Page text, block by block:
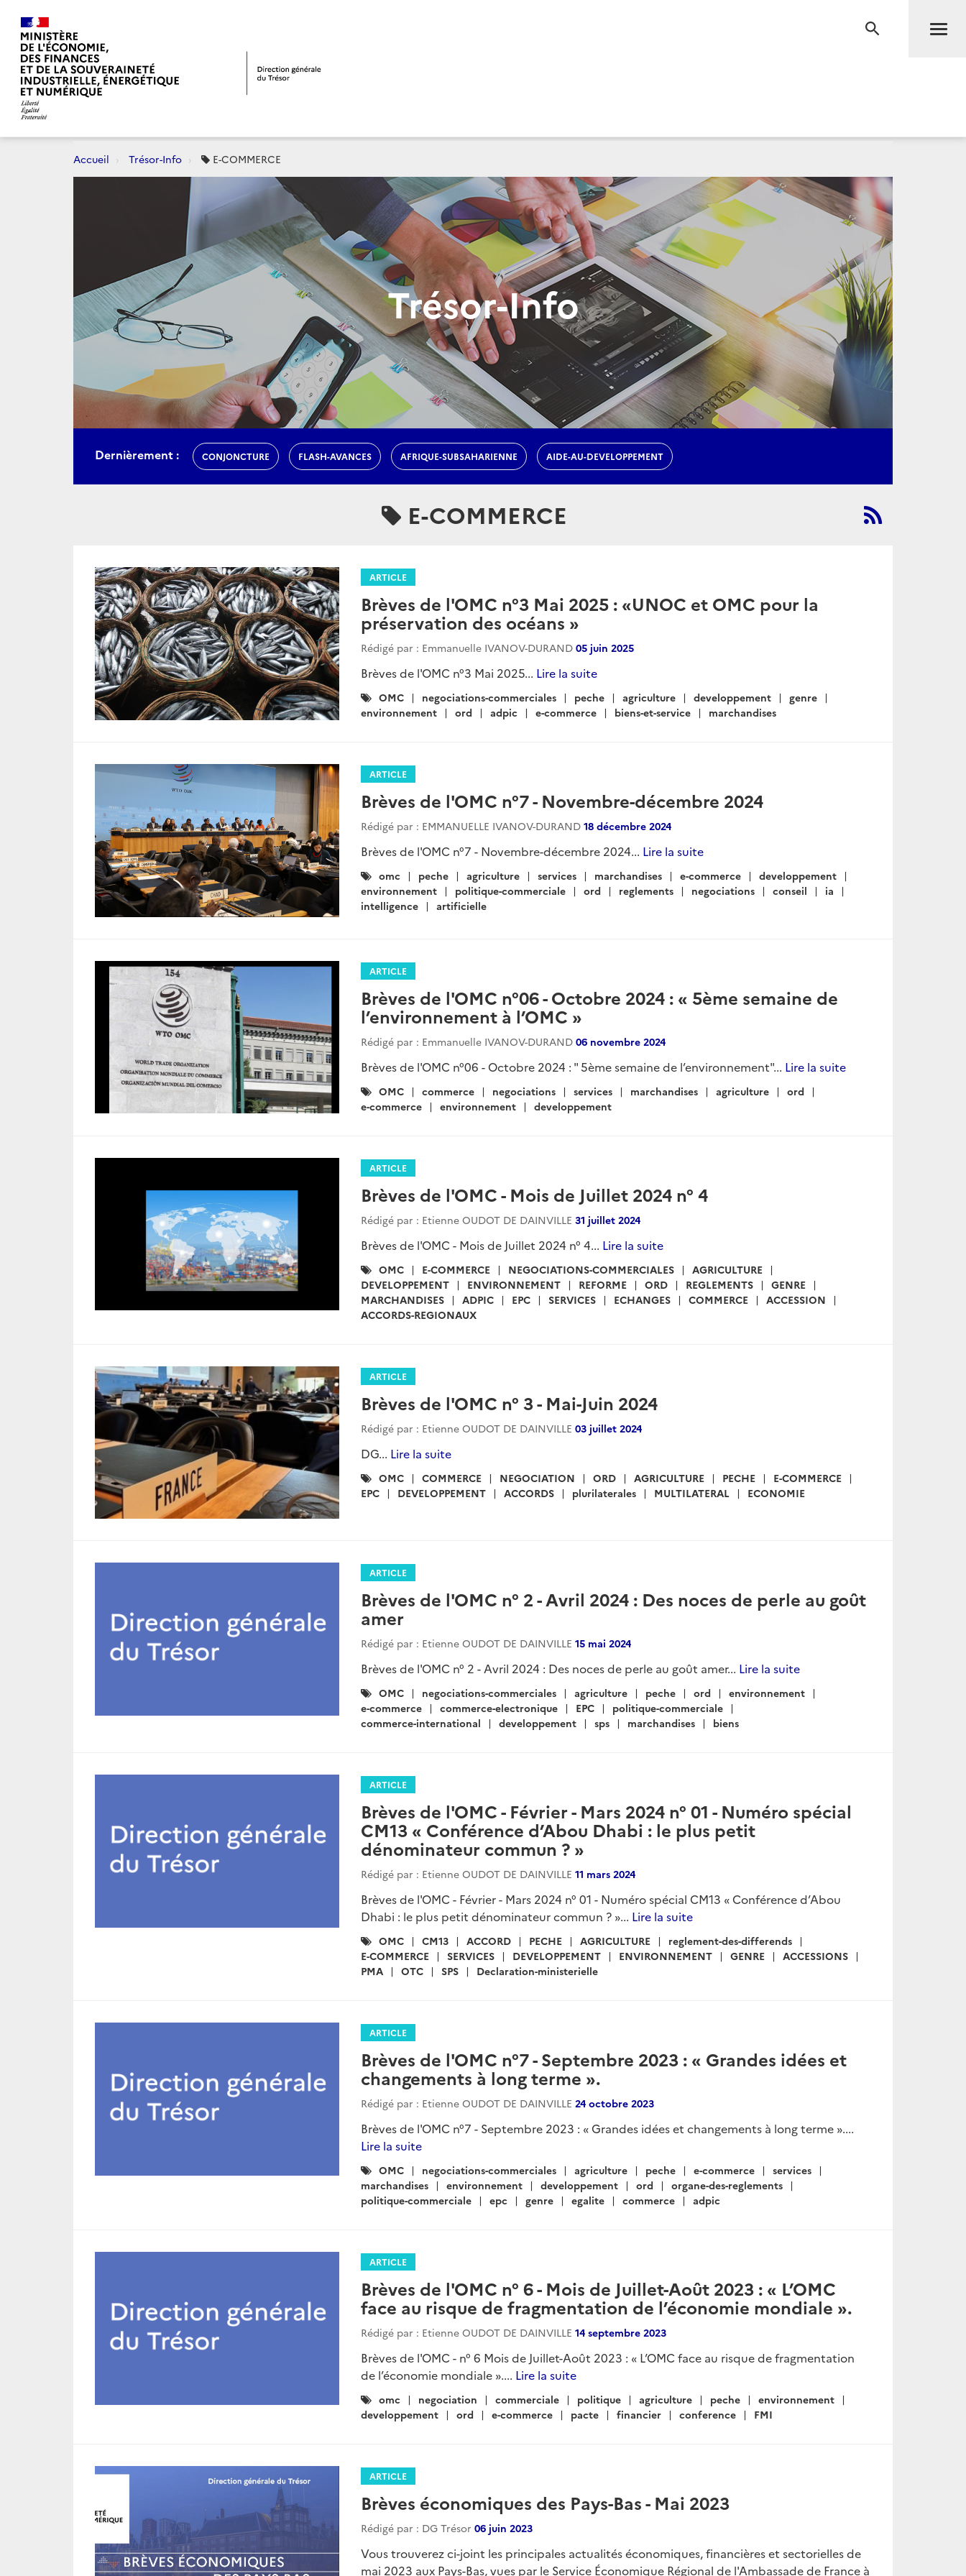
RECHERCHE
Accueil Trésor-Info E-COMMERCE
Trésor-Info
Dernièrement : CONJONCTURE FLASH-AVANCES AFRIQUE-SUBSAHARIENNE AIDE-AU-DEVELOPPEMENT
E-COMMERCE
ARTICLE
Brèves de l'OMC n°3 Mai 2025 : «UNOC et OMC pour la
préservation des océans »
Rédigé par : Emmanuelle IVANOV-DURAND 05 juin 2025
Brèves de l'OMC n°3 Mai 2025... Lire la suite
Catégories
:
OMC negociations-commerciales peche agriculture developpement
genre
environnement
ord adpic e-commerce biens-et-service marchandises
ARTICLE
Brèves de l'OMC n°7 - Novembre-décembre 2024
Rédigé par : EMMANUELLE IVANOV-DURAND 18 décembre 2024
Brèves de l'OMC n°7 - Novembre-décembre 2024... Lire la suite
Catégories
:
omc peche agriculture services marchandises e-commerce
developpement
environnement
politique-commerciale ord reglements negociations conseil
ia
intelligence
artificielle
ARTICLE
Brèves de l'OMC n°06 - Octobre 2024 : « 5ème semaine de
l’environnement à l’OMC »
Rédigé par : Emmanuelle IVANOV-DURAND 06 novembre 2024
Brèves de l'OMC n°06 - Octobre 2024 : " 5ème semaine de l’environnement"... Lire la suite
Catégories
:
OMC commerce negociations services marchandises agriculture
ord
e-commerce
environnement developpement
ARTICLE
Brèves de l'OMC - Mois de Juillet 2024 n° 4
Rédigé par : Etienne OUDOT DE DAINVILLE 31 juillet 2024
Brèves de l'OMC - Mois de Juillet 2024 n° 4... Lire la suite
Catégories
:
OMC E-COMMERCE NEGOCIATIONS-COMMERCIALES
AGRICULTURE
DEVELOPPEMENT
ENVIRONNEMENT REFORME ORD REGLEMENTS
GENRE
MARCHANDISES
ADPIC EPC SERVICES ECHANGES COMMERCE
ACCESSION
ACCORDS-REGIONAUX
ARTICLE
Brèves de l'OMC n° 3 - Mai-Juin 2024
Rédigé par : Etienne OUDOT DE DAINVILLE 03 juillet 2024
DG... Lire la suite
Catégories
:
OMC COMMERCE NEGOCIATION ORD AGRICULTURE PECHE
E-COMMERCE
EPC
DEVELOPPEMENT ACCORDS plurilaterales MULTILATERAL ECONOMIE
ARTICLE
Brèves de l'OMC n° 2 - Avril 2024 : Des noces de perle au goût
amer
Rédigé par : Etienne OUDOT DE DAINVILLE 15 mai 2024
Brèves de l'OMC n° 2 - Avril 2024 : Des noces de perle au goût amer... Lire la suite
Catégories
:
OMC negociations-commerciales agriculture peche ord
environnement
e-commerce
commerce-electronique EPC
politique-commerciale
commerce-international
developpement sps marchandises biens
ARTICLE
Brèves de l'OMC - Février - Mars 2024 n° 01 - Numéro spécial
CM13 « Conférence d’Abou Dhabi : le plus petit
dénominateur commun ? »
Rédigé par : Etienne OUDOT DE DAINVILLE 11 mars 2024
Brèves de l'OMC - Février - Mars 2024 n° 01 - Numéro spécial CM13 « Conférence d’Abou
Dhabi : le plus petit dénominateur commun ? »... Lire la suite
Catégories
:
OMC CM13 ACCORD PECHE AGRICULTURE
reglement-des-differends
E-COMMERCE
SERVICES DEVELOPPEMENT ENVIRONNEMENT GENRE
ACCESSIONS
PMA
OTC SPS Declaration-ministerielle
ARTICLE
Brèves de l'OMC n°7 - Septembre 2023 : « Grandes idées et
changements à long terme ».
Rédigé par : Etienne OUDOT DE DAINVILLE 24 octobre 2023
Brèves de l'OMC n°7 - Septembre 2023 : « Grandes idées et changements à long terme »....
Lire la suite
Catégories
:
OMC negociations-commerciales agriculture peche e-commerce
services
marchandises
environnement developpement ord
organe-des-reglements
politique-commerciale
epc genre egalite commerce adpic
ARTICLE
Brèves de l'OMC n° 6 - Mois de Juillet-Août 2023 : « L’OMC
face au risque de fragmentation de l’économie mondiale ».
Rédigé par : Etienne OUDOT DE DAINVILLE 14 septembre 2023
Brèves de l'OMC - n° 6 Mois de Juillet-Août 2023 : « L’OMC face au risque de fragmentation
de l’économie mondiale ».... Lire la suite
Catégories
:
omc negociation commerciale politique agriculture peche
environnement
developpement
ord e-commerce pacte financier conference FMI
ARTICLE
Brèves économiques des Pays-Bas - Mai 2023
Rédigé par : DG Trésor 06 juin 2023
Vous trouverez ci-joint les principales actualités économiques, financières et sectorielles de
mai 2023 aux Pays-Bas, vues par le Service Économique Régional de l'Ambassade de France à